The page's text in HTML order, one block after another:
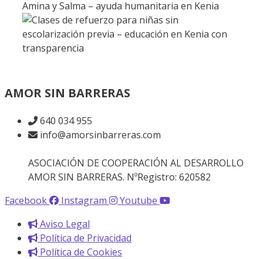
AMOR SIN BARRERAS
640 034 955
info@amorsinbarreras.com
ASOCIACIÓN DE COOPERACIÓN AL DESARROLLO
AMOR SIN BARRERAS. NºRegistro: 620582
Facebook
Instagram
Youtube
Aviso Legal
Política de Privacidad
Política de Cookies